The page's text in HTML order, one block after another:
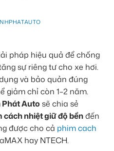
pháp hiệu quả để chống
sự riêng tư cho xe hơi.
và bảo quản đúng
giảm chỉ còn 1–2 năm.
Phát Auto sẽ chia sẻ
cách nhiệt giữ độ bềnđến
được cho cả phim cach
hay NTECH.